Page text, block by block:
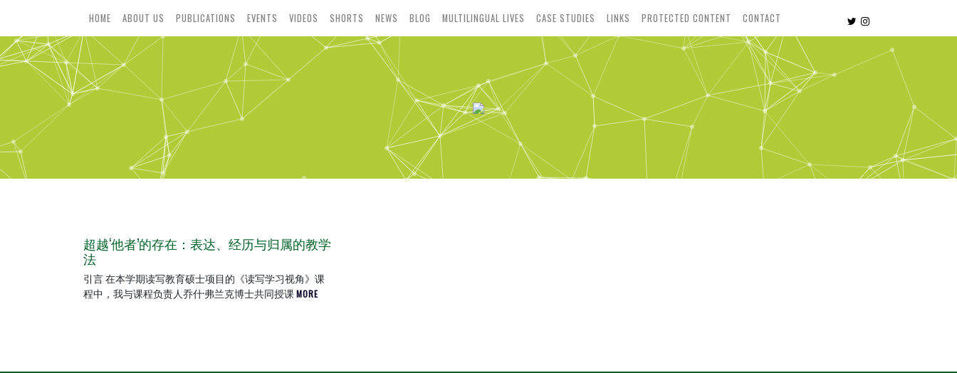
HOME ABOUT US PUBLICATIONS EVENTS VIDEOS SHORTS NEWS BLOG MULTILINGUAL LIVES CASE STUDIES LINKS PROTECTED CONTENT CONTACT
超越‘他者’的存在：表达、经历与归属的教学
法
引言 在本学期读写教育硕士项目的《读写学习视角》课
程中，我与课程负责人乔什·弗兰克博士共同授课MORE